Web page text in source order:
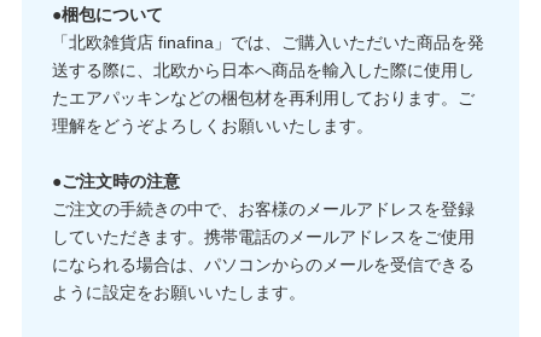
●梱包について
「北欧雑貨店 finafina」では、ご購入いただいた商品を発
送する際に、北欧から日本へ商品を輸入した際に使用し
たエアパッキンなどの梱包材を再利用しております。ご
理解をどうぞよろしくお願いいたします。
●ご注文時の注意
ご注文の手続きの中で、お客様のメールアドレスを登録
していただきます。携帯電話のメールアドレスをご使用
になられる場合は、パソコンからのメールを受信できる
ように設定をお願いいたします。